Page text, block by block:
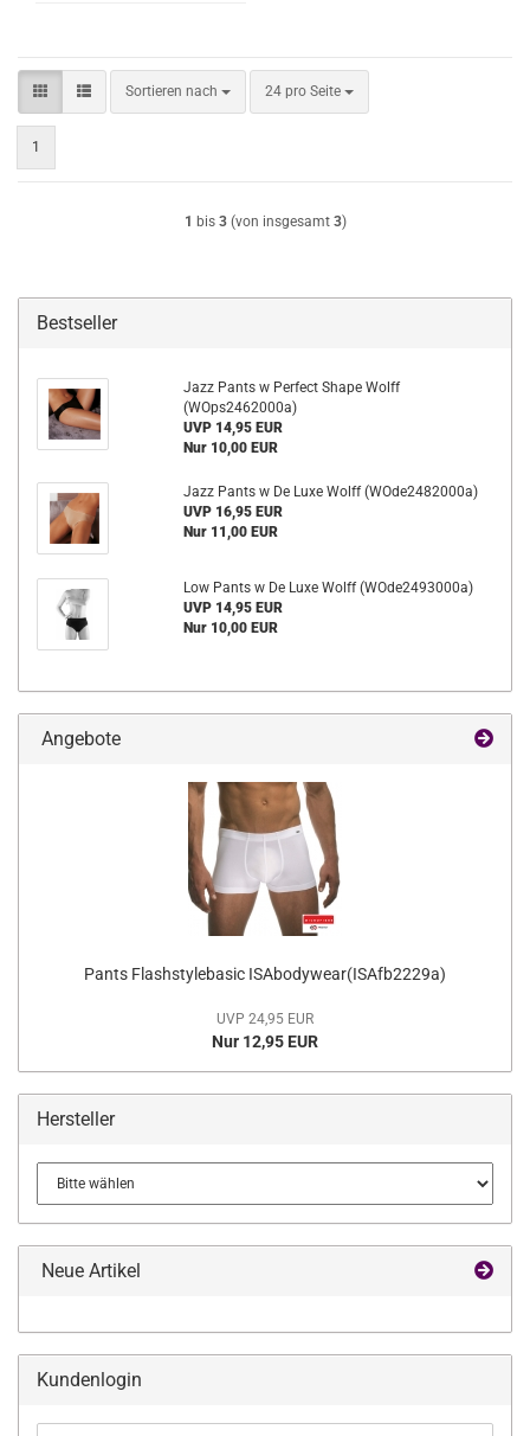
Sortieren nach
Sortieren nach 24 pro Seite
pro Seite
1
1 bis 3(von insgesamt 3)
Bestseller
Jazz Pants w Perfect Shape Wolff
(WOps2462000a)
UVP 14,95 EUR
Nur 10,00 EUR
Jazz Pants w De Luxe Wolff (WOde2482000a)
UVP 16,95 EUR
Nur 11,00 EUR
Low Pants w De Luxe Wolff (WOde2493000a)
UVP 14,95 EUR
Nur 10,00 EUR
Angebote
Pants Flashstylebasic ISAbodywear(ISAfb2229a)
UVP 24,95 EUR
Nur 12,95 EUR
Hersteller
Neue Artikel
Kundenlogin